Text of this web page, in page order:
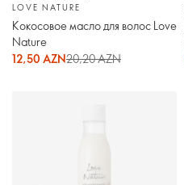
LOVE NATURE
Кокосовое масло для волос Love
Nature
12,50 AZN20,20 AZN